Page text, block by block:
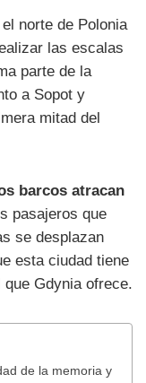
norte de Polonia
las escalas
parte de la
a Sopot y
mitad del
barcos atracan
pasajeros que
se desplazan
esta ciudad tiene
Gdynia ofrece.
de la memoria y